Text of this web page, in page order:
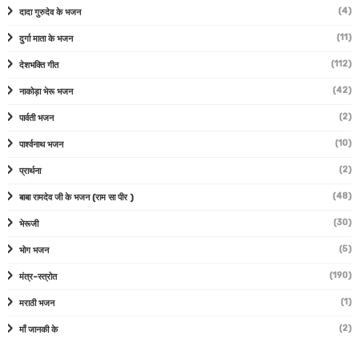
दादा गुरुदेव के भजन (4)
दुर्गा माता के भजन (11)
देशभक्ति गीत (112)
नाकोड़ा भेरू भजन (42)
पार्वती भजन (2)
पार्श्वनाथ भजन (10)
प्रार्थना (2)
बाबा रामदेव जी के भजन (राम सा पीर ) (48)
भेरूजी (30)
भोग भजन (5)
मंत्र-स्त्रोत (190)
मराठी भजन (1)
माँ जानकी के (2)